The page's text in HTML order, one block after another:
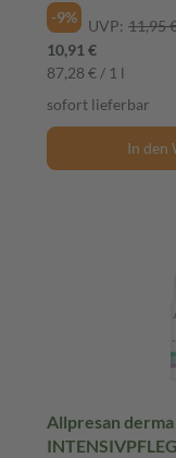
-9%
UVP: 11,95
10,91 €
87,28 € / 1 l
sofort lieferbar
In den
Allpresan